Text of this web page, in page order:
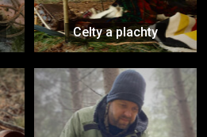
Celty a plachty